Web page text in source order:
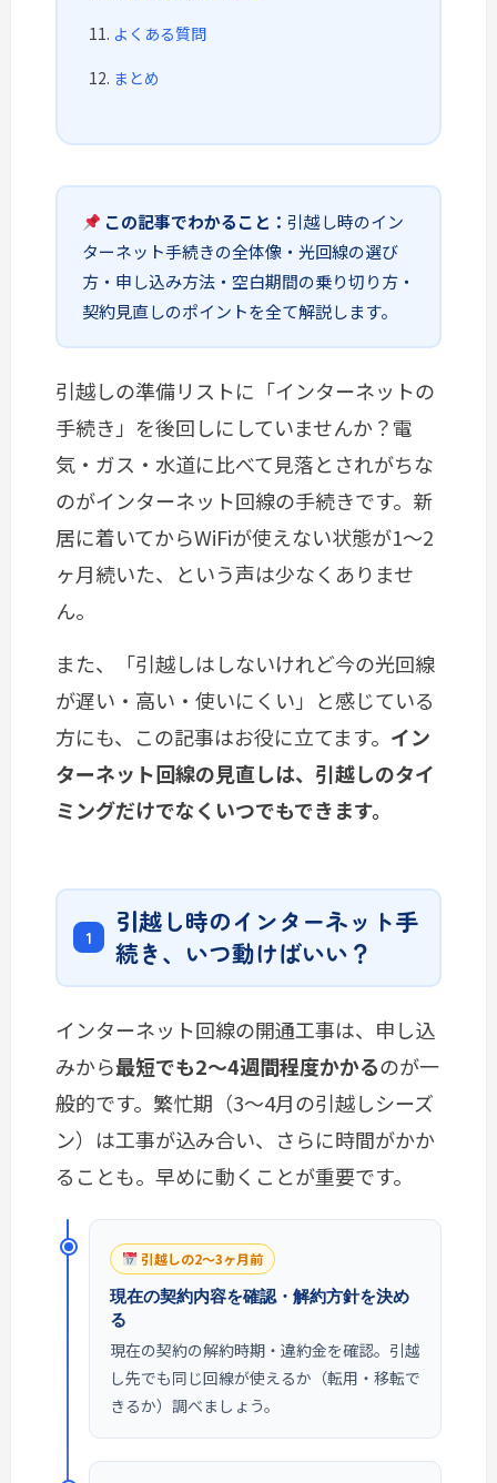
よくある質問
まとめ
この記事でわかること： 引越し時のイン
ターネット手続きの全体像・光回線の選び
方・申し込み方法・空白期間の乗り切り方・
契約見直しのポイントを全て解説します。
引越しの準備リストに「インターネットの
手続き」を後回しにしていませんか？電
気・ガス・水道に比べて見落とされがちな
のがインターネット回線の手続きです。新
居に着いてからWiFiが使えない状態が1〜2
ヶ月続いた、という声は少なくありませ
ん。
また、「引越しはしないけれど今の光回線
が遅い・高い・使いにくい」と感じている
方にも、この記事はお役に立てます。 イン
ターネット回線の見直しは、引越しのタイ
ミングだけでなくいつでもできます。
引越し時のインターネット手
続き、いつ動けばいい？
インターネット回線の開通工事は、申し込
みから最短でも2〜4週間程度かかるのが一
般的です。繁忙期（3〜4月の引越しシーズ
ン）は工事が込み合い、さらに時間がかか
ることも。早めに動くことが重要です。
引越しの2〜3ヶ月前
現在の契約内容を確認・解約方針を決め
る
現在の契約の解約時期・違約金を確認。引越
し先でも同じ回線が使えるか（転用・移転で
きるか）調べましょう。